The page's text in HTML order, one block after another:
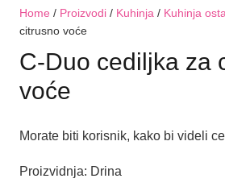
Home / Proizvodi / Kuhinja / Kuhinja
citrusno voće
C-Duo cediljka za
voće
Morate biti korisnik, kako bi videli
Proizvidnja: Drina